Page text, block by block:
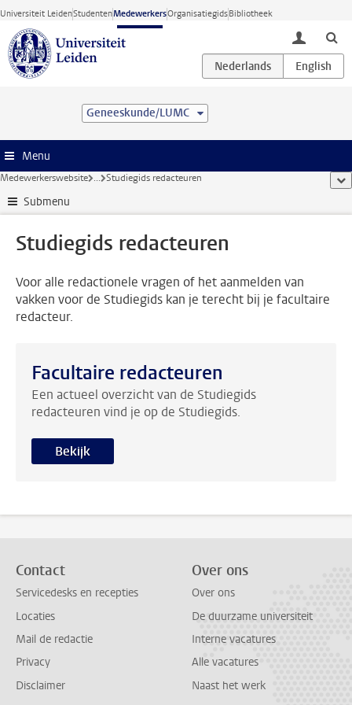
Ga direct naar de inhoud
Universiteit LeidenStudentenMedewerkersOrganisatiegidsBibliotheek
toggle
Geneeskunde/LUMC
Menu
Medewerkerswebsite ... Studiegids redacteuren
Submenu
Studiegids redacteuren
Voor alle redactionele vragen of het aanmelden van
vakken voor de Studiegids kan je terecht bij je facultaire
redacteur.
Facultaire redacteuren
Een actueel overzicht van de Studiegids
redacteuren vind je op de Studiegids.
Bekijk
Contact
Servicedesks en recepties
Locaties
Mail de redactie
Privacy
Disclaimer
Over ons
Over ons
De duurzame universiteit
Interne vacatures
Alle vacatures
Naast het werk